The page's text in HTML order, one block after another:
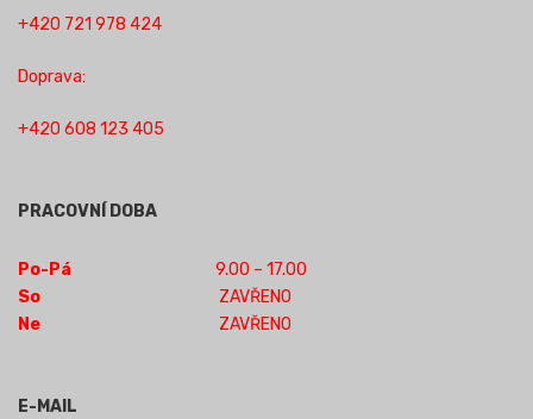
+420 721 978 424
Doprava:
+420 608 123 405
PRACOVNÍ DOBA
Po-Pá
9.00 – 17.00
So
ZAVŘENO
Ne
ZAVŘENO
E-MAIL